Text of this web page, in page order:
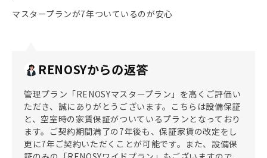
マスタープランが7年ついているのが安心
RENOSYからの返答
管理プラン「RENOSYマスタープラン」を高くご評価い
ただき、誠にありがとうございます。こちらは設備保証
と、空室時の家賃保証がついているプランとなっており
ます。ご契約期間満了の7年後も、保証家賃の改定をし
更に7年ご契約いただくことが可能です。また、設備保